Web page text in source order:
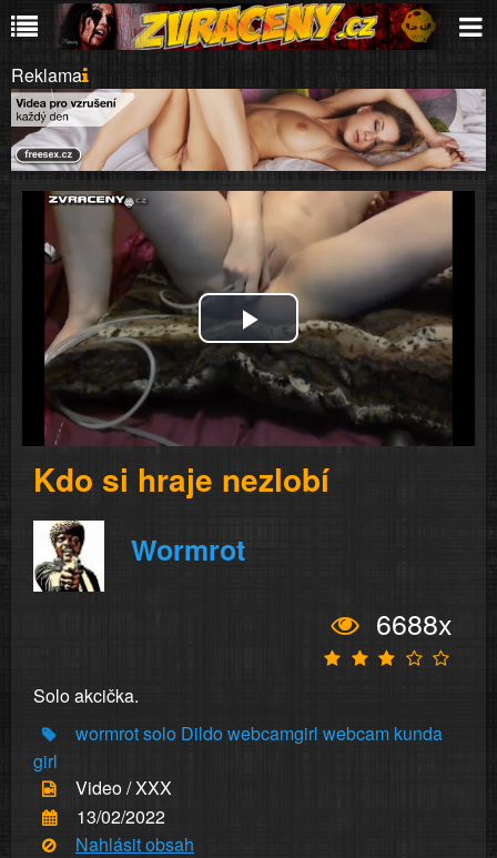
Reklama
Play
Video
Kdo si hraje nezlobí
Wormrot
6688x
Solo akcička.
wormrotsolo Dildowebcamgirl webcam kunda
girl
Video / XXX
13/02/2022
Nahlásit obsah